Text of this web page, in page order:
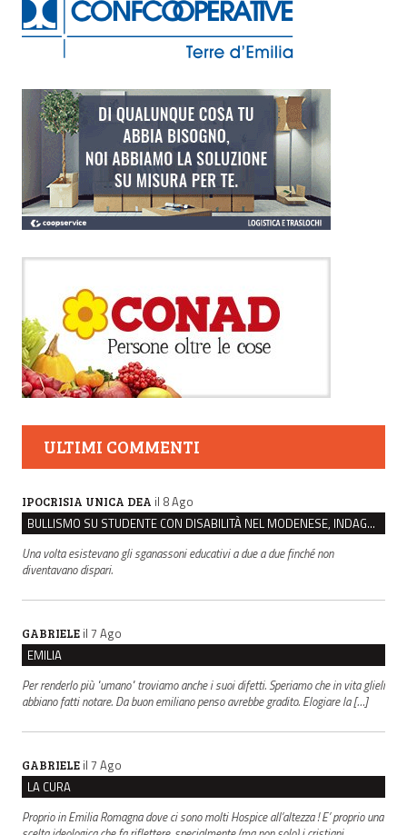
ULTIMI COMMENTI
IPOCRISIA UNICA DEA il 8 Ago
BULLISMO SU STUDENTE CON DISABILITÀ NEL MODENESE, INDAGATI DUE RAGAZZI DI 16 ANNI
Una volta esistevano gli sganassoni educativi a due a due finché non
diventavano dispari.
GABRIELE il 7 Ago
EMILIA
Per renderlo più "umano" troviamo anche i suoi difetti. Speriamo che in vita glieli
abbiano fatti notare. Da buon emiliano penso avrebbe gradito. Elogiare la […]
GABRIELE il 7 Ago
LA CURA
Proprio in Emilia Romagna dove ci sono molti Hospice all’altezza ! E’ proprio una